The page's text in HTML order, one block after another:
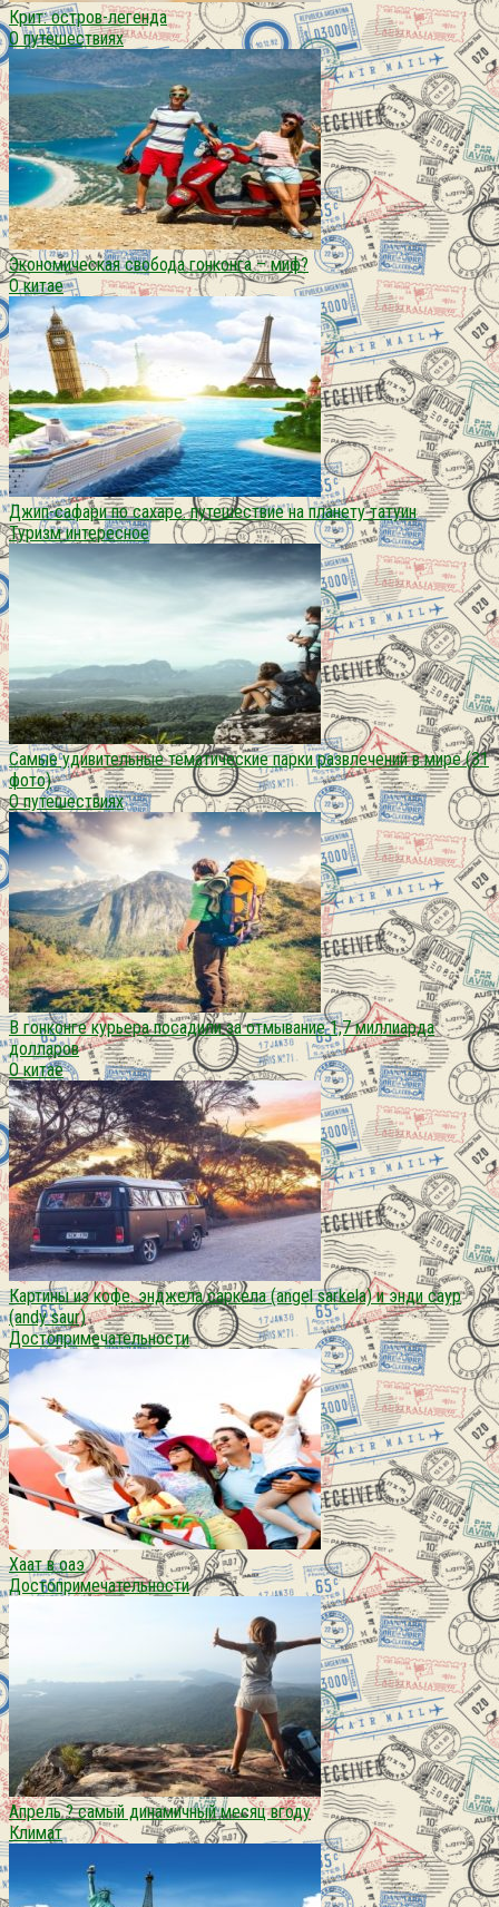
Крит: остров-легенда
О путешествиях
Экономическая свобода гонконга – миф?
О китае
Джип-сафари по сахаре. путешествие на планету татуин
Туризм интересное
Самые удивительные тематические парки развлечений в мире (31
фото)
О путешествиях
В гонконге курьера посадили за отмывание 1,7 миллиарда
долларов
О китае
Картины из кофе. энджела саркела (angel sarkela) и энди саур
(andy saur)
Достопримечательности
Хаат в оаэ
Достопримечательности
Апрель ? самый динамичный месяц вгоду
Климат